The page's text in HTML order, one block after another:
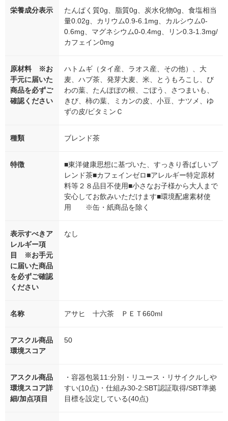
栄養成分表示
たんぱく質0g、脂質0g、炭水化物0g、食塩相当
量0.02g、カリウム0.9-6.1mg、カルシウム0-
0.6mg、マグネシウム0-0.4mg、リン0.3-1.3mg/
カフェイン0mg
原材料 ※お
手元に届いた
商品を必ずご
確認ください
ハトムギ（タイ産、ラオス産、その他）、大
麦、ハブ茶、発芽大麦、米、とうもろこし、び
わの葉、たんぽぽの根、ごぼう、さつまいも、
きび、柿の葉、ミカンの皮、小豆、ナツメ、ゆ
ずの皮/ビタミンＣ
種類 ブレンド茶
特徴
■東洋健康思想に基づいた、すっきり香ばしいブ
レンド茶■カフェインゼロ■アレルギー特定原材
料等２８品目不使用■小さなお子様から大人まで
安心してお飲みいただけます■環境配慮素材使
用 ※缶・紙商品を除く
表示すべきア
レルギー項
目 ※お手元
に届いた商品
を必ずご確認
ください
なし
名称 アサヒ 十六茶 ＰＥＴ660ml
アスクル商品
環境スコア
50
アスクル商品
環境スコア詳
細/加点項目
・容器包装11:分別・リユース・リサイクルしや
すい(10点)・仕組み30-2:SBT認証取得/SBT準拠
目標を設定している(40点)